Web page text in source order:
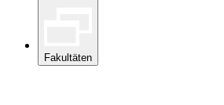
Fakultäten